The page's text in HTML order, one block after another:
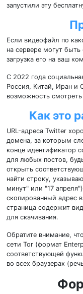
запустили эту
Если видеофайл по
на сервере могут
загрузка его на ваш
С 2022 года
Россия, Китай, Иран и
возможность
Как это
URL-адреса Twitter
домена, за которым
конце идентификатор
для любых постов,
открыть
найти строку,
минут" или "17
скопированный адрес
страница содержит
для скачивания.
Обратите внимание,
сети Tor (формат
соответствующей
во всех браузерах